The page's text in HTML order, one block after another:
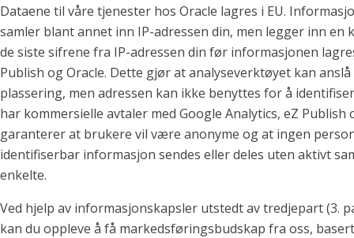
Dataene til våre tjenester hos Oracle lagres i EU.
samler blant annet inn IP-adressen din, men legger inn en
de siste sifrene fra IP-adressen din før informasjonen
Publish og Oracle. Dette gjør at analyseverktøyet kan
plassering, men adressen kan ikke benyttes for å
har kommersielle avtaler med Google Analytics, eZ Publish
garanterer at brukere vil være anonyme og at ingen
identifiserbar informasjon sendes eller deles uten aktivt
enkelte.
Ved hjelp av informasjonskapsler utstedt av tredjepart (3.
kan du oppleve å få markedsføringsbudskap fra oss,